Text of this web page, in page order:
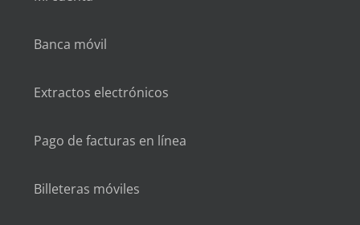
Banca móvil
Extractos electrónicos
Pago de facturas en línea
Billeteras móviles